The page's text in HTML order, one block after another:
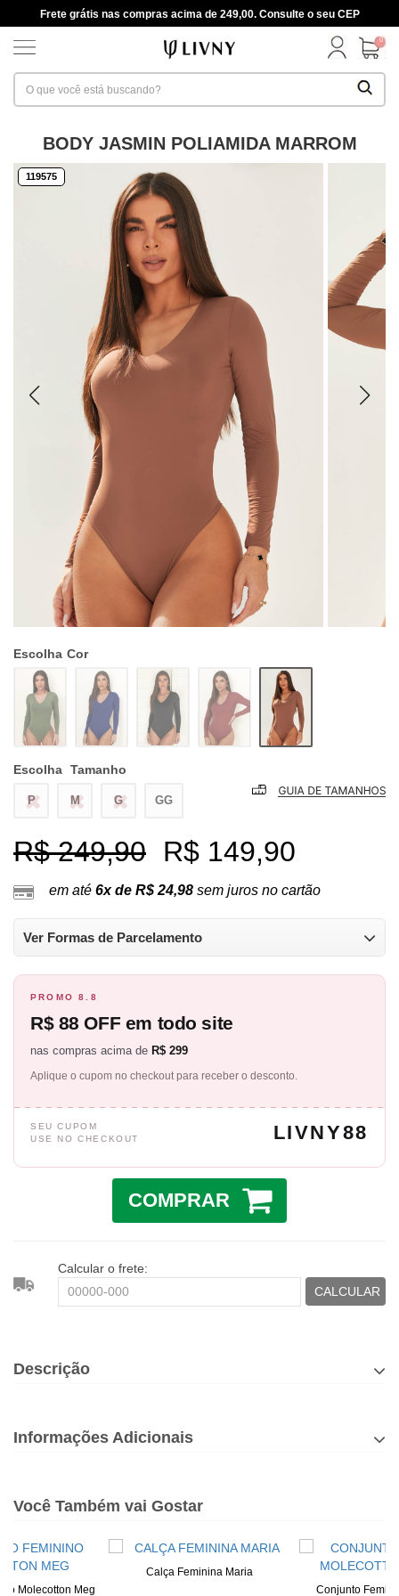
Frete grátis nas compras acima de 249,00. Consulte o seu CEP
0
BODY JASMIN POLIAMIDA MARROM
119575
Escolha Cor
Escolha Tamanho
P M G GG
R$ 249,90 R$ 149,90
em até 6x de R$ 24,98 sem juros no cartão
Ver Formas de Parcelamento
PROMO 8.8
R$ 88 OFF em todo site
nas compras acima de R$ 299
Aplique o cupom no checkout para receber o desconto.
SEU CUPOM
USE NO CHECKOUT
LIVNY88
COMPRAR
Calcular o frete:
CALCULAR
Descrição
Informações Adicionais
Você Também vai Gostar
Molecotton Meg
Calça Feminina Maria
Conjunto